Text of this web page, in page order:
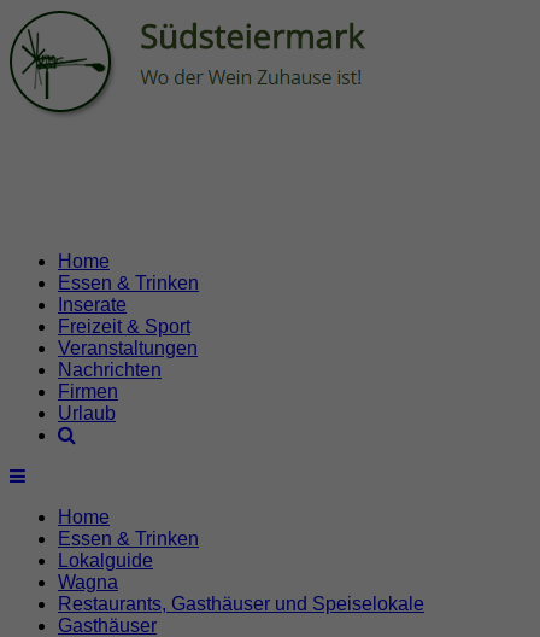
Home
Essen & Trinken
Inserate
Freizeit & Sport
Veranstaltungen
Nachrichten
Firmen
Urlaub
Home
Essen & Trinken
Lokalguide
Wagna
Restaurants, Gasthäuser und Speiselokale
Gasthäuser